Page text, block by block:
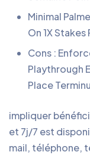
Minimal
On 1X
Cons :
Playthrough
Place
impliquer
et 7j/7 est
mail, téléphone,